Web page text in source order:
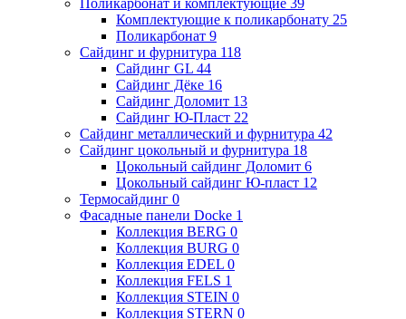
Поликарбонат и комплектующие 39
Комплектующие к поликарбонату 25
Поликарбонат 9
Сайдинг и фурнитура 118
Сайдинг GL 44
Сайдинг Дёке 16
Сайдинг Доломит 13
Сайдинг Ю-Пласт 22
Сайдинг металлический и фурнитура 42
Сайдинг цокольный и фурнитура 18
Цокольный сайдинг Доломит 6
Цокольный сайдинг Ю-пласт 12
Термосайдинг 0
Фасадные панели Docke 1
Коллекция BERG 0
Коллекция BURG 0
Коллекция EDEL 0
Коллекция FELS 1
Коллекция STEIN 0
Коллекция STERN 0